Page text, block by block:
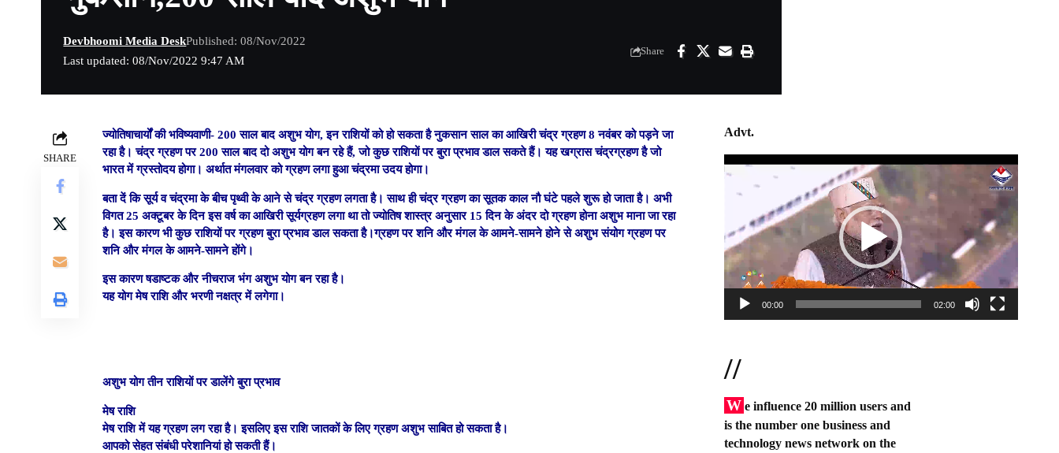
Last updated: 08/Nov/2022 9:47 AM
Devbhoomi Media DeskPublished: 08/Nov/2022
Share
SHARE
ज्‍योतिषाचार्यों की भविष्‍यवाणी- 200 साल बाद अशुभ योग, इन राशियों को हो सकता है नुकसान साल का आखिरी चंद्र ग्रहण 8 नवंबर को पड़ने जा
रहा है। चंद्र ग्रहण पर 200 साल बाद दो अशुभ योग बन रहे हैं, जो कुछ राशियों पर बुरा प्रभाव डाल सकते हैं। यह खग्रास चंद्रग्रहण है जो
भारत में ग्रस्तोदय होगा। अर्थात मंगलवार को ग्रहण लगा हुआ चंद्रमा उदय होगा।
बता दें कि सूर्य व चंद्रमा के बीच पृथ्वी के आने से चंद्र ग्रहण लगता है। साथ ही चंद्र ग्रहण का सूतक काल नौ घंटे पहले शुरू हो जाता है। अभी
विगत 25 अक्‍टूबर के दिन इस वर्ष का आखिरी सूर्यग्रहण लगा था तो ज्योतिष शास्त्र अनुसार 15 दिन के अंदर दो ग्रहण होना अशुभ माना जा रहा
है। इस कारण भी कुछ राशियों पर ग्रहण बुरा प्रभाव डाल सकता है।ग्रहण पर शनि और मंगल के आमने-सामने होने से अशुभ संयोग ग्रहण पर
शनि और मंगल के आमने-सामने होंगे।
इस कारण षडाष्टक और नीचराज भंग अशुभ योग बन रहा है।
यह योग मेष राशि और भरणी नक्षत्र में लगेगा।
अशुभ योग तीन राशियों पर डालेंगे बुरा प्रभाव
मेष राशि
मेष राशि में यह ग्रहण लग रहा है। इसलिए इस राशि जातकों के लिए ग्रहण अशुभ साबित हो सकता है।
आपको सेहत संबंधी परेशानियां हो सकती हैं।
Advt.
Video
00:00 02:00
//
W e influence 20 million users and
is the number one business and
technology news network on the